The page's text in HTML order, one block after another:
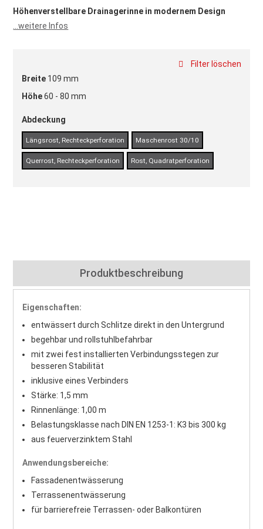
Höhenverstellbare Drainagerinne in modernem Design
...weitere Infos
Filter löschen
Abdeckung
Längsrost, Rechteckperforation Maschenrost 30/10
Querrost, Rechteckperforation Rost, Quadratperforation
Breite 109 mm
Höhe60 - 80 mm
Produktbeschreibung
Eigenschaften:
entwässert durch Schlitze direkt in den Untergrund
begehbar und rollstuhlbefahrbar
mit zwei fest installierten Verbindungsstegen zur
besseren Stabilität
inklusive eines Verbinders
Stärke: 1,5 mm
Rinnenlänge: 1,00 m
Belastungsklasse nach DIN EN 1253-1: K3 bis 300 kg
aus feuerverzinktem Stahl
Anwendungsbereiche:
Fassadenentwässerung
Terrassenentwässerung
für barrierefreie Terrassen- oder Balkontüren